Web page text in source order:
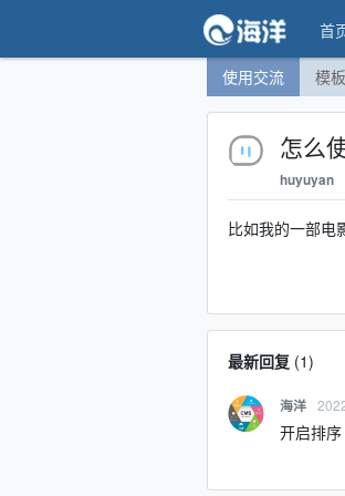
首
使用交流 模
怎么
huyuyan
比如我的一部电
最新回复(1)
海洋
开启排序